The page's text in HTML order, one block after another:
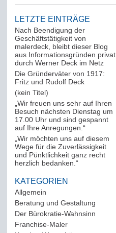
LETZTE EINTRÄGE
Nach Beendigung der
Geschäftstätigkeit von
malerdeck, bleibt dieser Blog
aus Informationsgründen privat
durch Werner Deck im Netz
Die Gründerväter von 1917:
Fritz und Rudolf Deck
(kein Titel)
„Wir freuen uns sehr auf Ihren
Besuch nächsten Dienstag um
17.00 Uhr und sind gespannt
auf Ihre Anregungen.“
„Wir möchten uns auf diesem
Wege für die Zuverlässigkeit
und Pünktlichkeit ganz recht
herzlich bedanken.“
KATEGORIEN
Allgemein
Beratung und Gestaltung
Der Bürokratie-Wahnsinn
Franchise-Maler(42)